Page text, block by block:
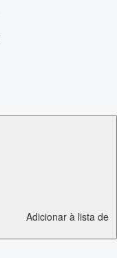
Adicionar à lista de